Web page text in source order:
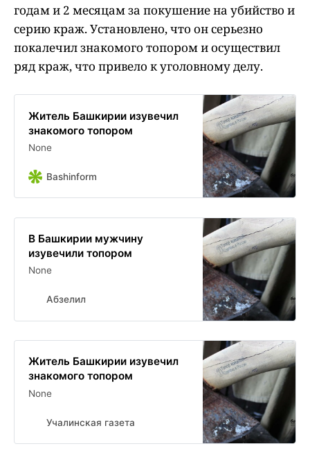
годам и 2 месяцам за покушение на убийство и
серию краж. Установлено, что он серьезно
покалечил знакомого топором и осуществил
ряд краж, что привело к уголовному делу.
Житель Башкирии изувечил
знакомого топором
None
Bashinform
В Башкирии мужчину
изувечили топором
None
Абзелил
Житель Башкирии изувечил
знакомого топором
None
Учалинская газета